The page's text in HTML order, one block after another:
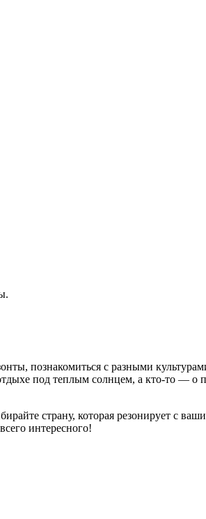
познакомиться с разными
под теплым солнцем, а кто-то — о
страну, которая резонирует с
интересного!